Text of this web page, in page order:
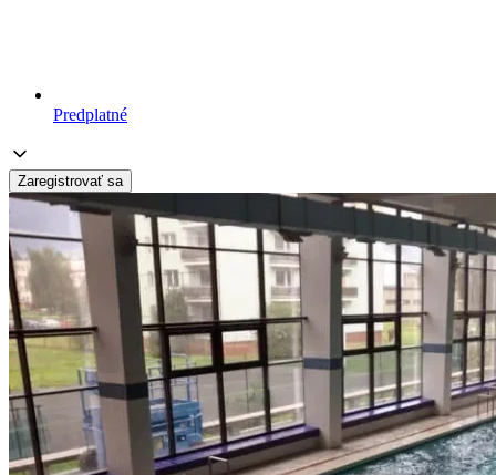
Predplatné
Zaregistrovať sa